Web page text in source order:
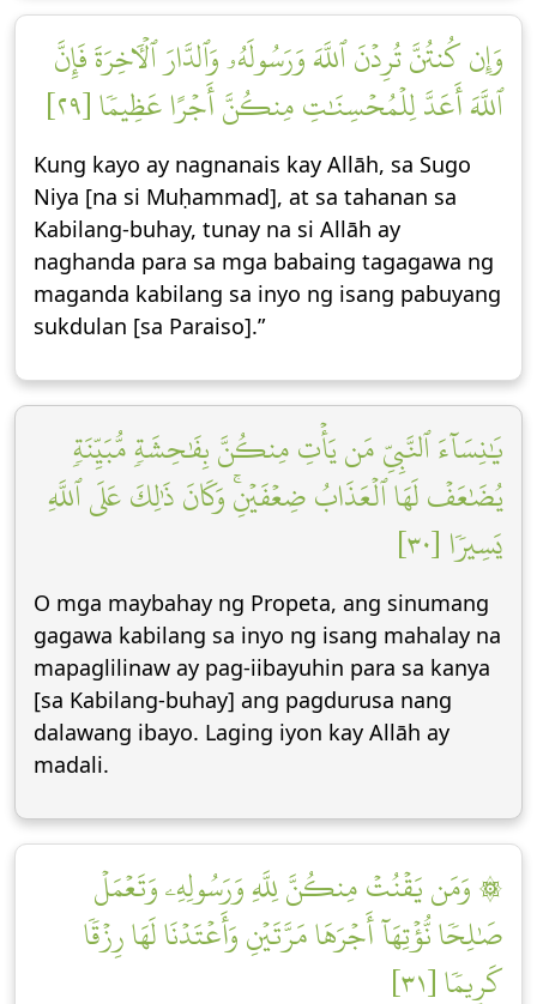
وَإِن كُنتُنَّ تُرِدۡنَ ٱللَّهَ وَرَسُولَهُۥ وَٱلدَّارَ ٱلۡأٓخِرَةَ فَإِنَّ
ٱللَّهَ أَعَدَّ لِلۡمُحۡسِنَٰتِ مِنكُنَّ أَجۡرًا عَظِيمٗا [٢٩]
Kung kayo ay nagnanais kay Allāh, sa Sugo
Niya [na si Muḥammad], at sa tahanan sa
Kabilang-buhay, tunay na si Allāh ay
naghanda para sa mga babaing tagagawa ng
maganda kabilang sa inyo ng isang pabuyang
sukdulan [sa Paraiso].”
يَٰنِسَآءَ ٱلنَّبِيِّ مَن يَأۡتِ مِنكُنَّ بِفَٰحِشَةٖ مُّبَيِّنَةٖ
يُضَٰعَفۡ لَهَا ٱلۡعَذَابُ ضِعۡفَيۡنِۚ وَكَانَ ذَٰلِكَ عَلَى ٱللَّهِ
يَسِيرٗا [٣٠]
O mga maybahay ng Propeta, ang sinumang
gagawa kabilang sa inyo ng isang mahalay na
mapaglilinaw ay pag-iibayuhin para sa kanya
[sa Kabilang-buhay] ang pagdurusa nang
dalawang ibayo. Laging iyon kay Allāh ay
madali.
۞ وَمَن يَقۡنُتۡ مِنكُنَّ لِلَّهِ وَرَسُولِهِۦ وَتَعۡمَلۡ
صَٰلِحٗا نُّؤۡتِهَآ أَجۡرَهَا مَرَّتَيۡنِ وَأَعۡتَدۡنَا لَهَا رِزۡقٗا
كَرِيمٗا [٣١]